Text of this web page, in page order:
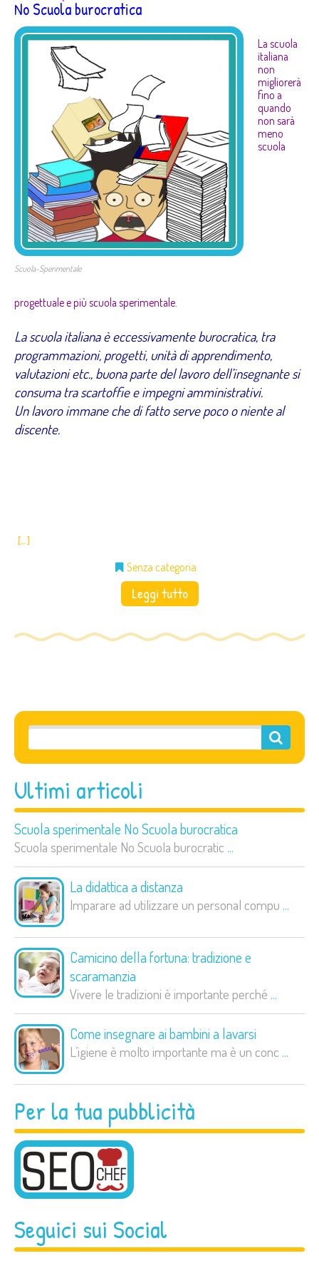
Ultimi articoli
Scuola sperimentale No Scuola burocratica
Scuola sperimentale No Scuola burocratic ...
La didattica a distanza
Imparare ad utilizzare un personal compu ...
Camicino della fortuna: tradizione e
scaramanzia
Vivere le tradizioni è importante perché ...
Come insegnare ai bambini a lavarsi
L’igiene è molto importante ma è un conc ...
Per la tua pubblicità
Seguici sui Social
No Scuola burocratica
Scuola-Sperimentale
La scuola
italiana
non
migliorerà
fino a
quando
non sarà
meno
scuola
progettuale e più scuola sperimentale.
La scuola italiana è eccessivamente burocratica, tra
programmazioni, progetti, unità di apprendimento,
valutazioni etc., buona parte del lavoro dell’insegnante si
consuma tra scartoffie e impegni amministrativi.
Un lavoro immane che di fatto serve poco o niente al
discente.
[…]
Senza categoria
Leggi tutto